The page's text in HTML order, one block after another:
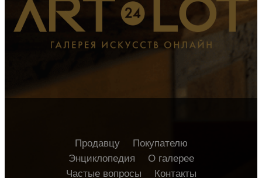
Продавцу
Покупателю
Энциклопедия
О галерее
Частые вопросы
Контакты